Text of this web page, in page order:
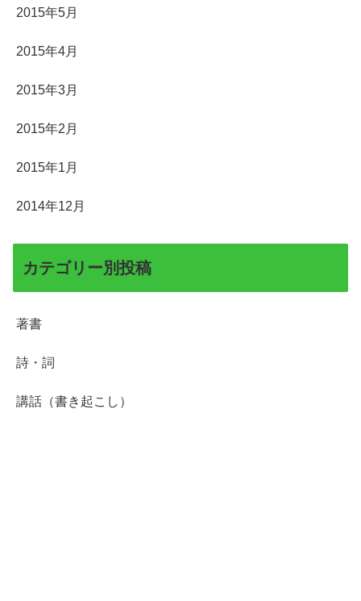
2015年5月
2015年4月
2015年3月
2015年2月
2015年1月
2014年12月
カテゴリー別投稿
著書
詩・詞
講話（書き起こし）